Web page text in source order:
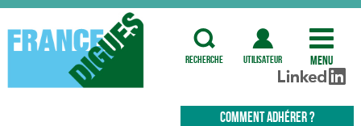
recherche utilisateur Menu
COMMENT ADHÉRER ?